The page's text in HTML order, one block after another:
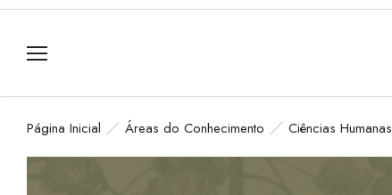
Página Inicial Áreas do Conhecimento Ciências Humanas